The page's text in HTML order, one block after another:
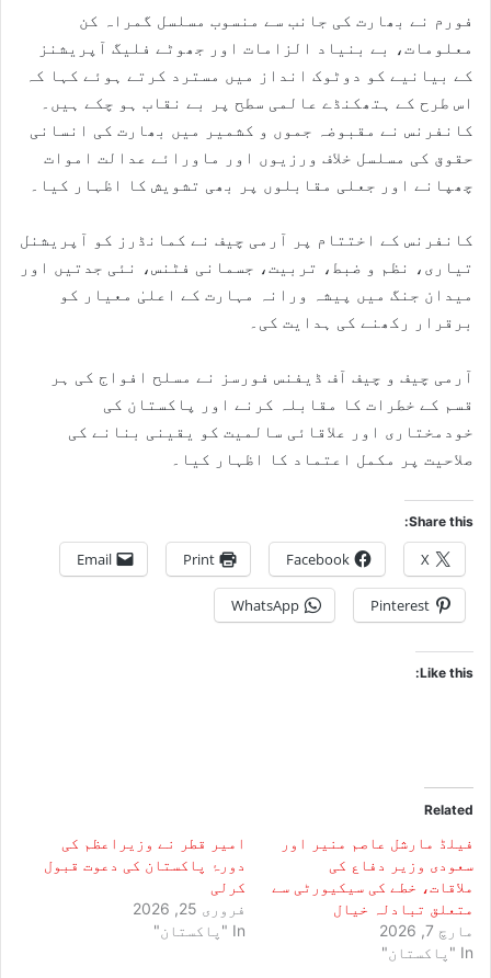
فورم نے بھارت کی جانب سے منسوب مسلسل گمراہ کن
معلومات، بے بنیاد الزامات اور جھوٹے فلیگ آپریشنز
کے بیانیے کو دوٹوک انداز میں مسترد کرتے ہوئے کہا کہ
اس طرح کے ہتھکنڈے عالمی سطح پر بے نقاب ہو چکے ہیں۔
کانفرنس نے مقبوضہ جموں و کشمیر میں بھارت کی انسانی
حقوق کی مسلسل خلاف ورزیوں اور ماورائے عدالت اموات
چھپانے اور جعلی مقابلوں پر بھی تشویش کا اظہار کیا۔
کانفرنس کے اختتام پر آرمی چیف نے کمانڈرز کو آپریشنل
تیاری، نظم و ضبط، تربیت، جسمانی فٹنس، نئی جدتیں اور
میدان جنگ میں پیشہ ورانہ مہارت کے اعلیٰ معیار کو
برقرار رکھنے کی ہدایت کی۔
آرمی چیف و چیف آف ڈیفنس فورسز نے مسلح افواج کی ہر
قسم کے خطرات کا مقابلہ کرنے اور پاکستان کی
خودمختاری اور علاقائی سالمیت کو یقینی بنانے کی
صلاحیت پر مکمل اعتماد کا اظہار کیا۔
Share this:
X
Facebook
Print
Email
Pinterest
WhatsApp
Like this:
Related
فیلڈ مارشل عاصم منیر اور
سعودی وزیر دفاع کی
ملاقات، خطے کی سیکیورٹی سے
متعلق تبادلہ خیال
مارچ 7, 2026
In "پاکستان"
امیر قطر نے وزیراعظم کی
دورۂ پاکستان کی دعوت قبول
کرلی
فروری 25, 2026
In "پاکستان"